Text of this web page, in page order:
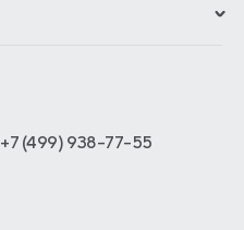
+7 (499) 938-77-55